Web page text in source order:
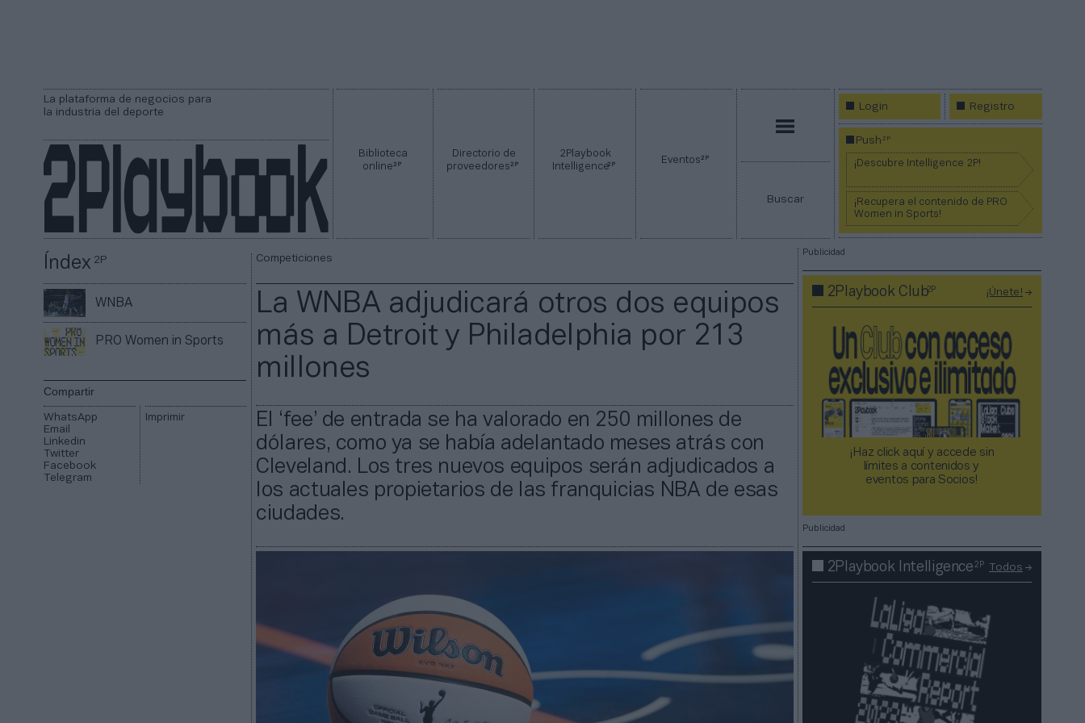
La plataforma de negocios para
la industria del deporte
Biblioteca
online2P
Directorio de
proveedores2P
2Playbook
Intelligence2P Eventos2P
Buscar
Login Registro
Push2P
¡Descubre Intelligence 2P!
¡Recupera el contenido de PRO
Women in Sports!
Índex2P
WNBA
PRO Women in Sports
Compartir
WhatsApp
Email
Linkedin
Twitter
Facebook
Telegram
Imprimir
Competiciones
La WNBA adjudicará otros dos equipos
más a Detroit y Philadelphia por 213
millones
El ‘fee’ de entrada se ha valorado en 250 millones de
dólares, como ya se había adelantado meses atrás con
Cleveland. Los tres nuevos equipos serán adjudicados a
los actuales propietarios de las franquicias NBA de esas
ciudades.
Publicidad
2Playbook Club2P ¡Únete!
¡Haz click aquí y accede sin
límites a contenidos y
eventos para Socios!​​​​​​​
Publicidad
2Playbook Intelligence2P Todos